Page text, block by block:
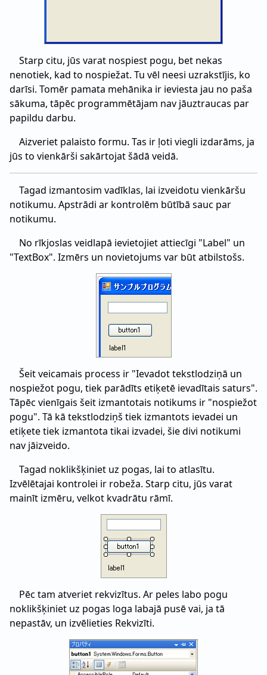
Starp citu, jūs varat nospiest pogu, bet nekas
nenotiek, kad to nospiežat. Tu vēl neesi uzrakstījis, ko
darīsi. Tomēr pamata mehānika ir ieviesta jau no paša
sākuma, tāpēc programmētājam nav jāuztraucas par
papildu darbu.
Aizveriet palaisto formu. Tas ir ļoti viegli izdarāms, ja
jūs to vienkārši sakārtojat šādā veidā.
Tagad izmantosim vadīklas, lai izveidotu vienkāršu
notikumu. Apstrādi ar kontrolēm būtībā sauc par
notikumu.
No rīkjoslas veidlapā ievietojiet attiecīgi "Label" un
"TextBox". Izmērs un novietojums var būt atbilstošs.
Šeit veicamais process ir "Ievadot tekstlodziņā un
nospiežot pogu, tiek parādīts etiķetē ievadītais saturs".
Tāpēc vienīgais šeit izmantotais notikums ir "nospiežot
pogu". Tā kā tekstlodziņš tiek izmantots ievadei un
etiķete tiek izmantota tikai izvadei, šie divi notikumi
nav jāizveido.
Tagad noklikšķiniet uz pogas, lai to atlasītu.
Izvēlētajai kontrolei ir robeža. Starp citu, jūs varat
mainīt izmēru, velkot kvadrātu rāmī.
Pēc tam atveriet rekvizītus. Ar peles labo pogu
noklikšķiniet uz pogas loga labajā pusē vai, ja tā
nepastāv, un izvēlieties Rekvizīti.